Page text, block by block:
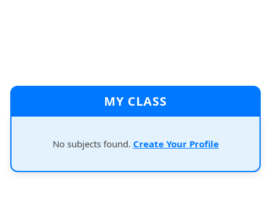
MY CLASS
No subjects found. Create Your Profile